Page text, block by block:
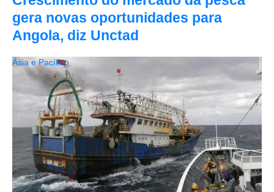
gera novas oportunidades para
Angola, diz Unctad
Ásia e Pacífico